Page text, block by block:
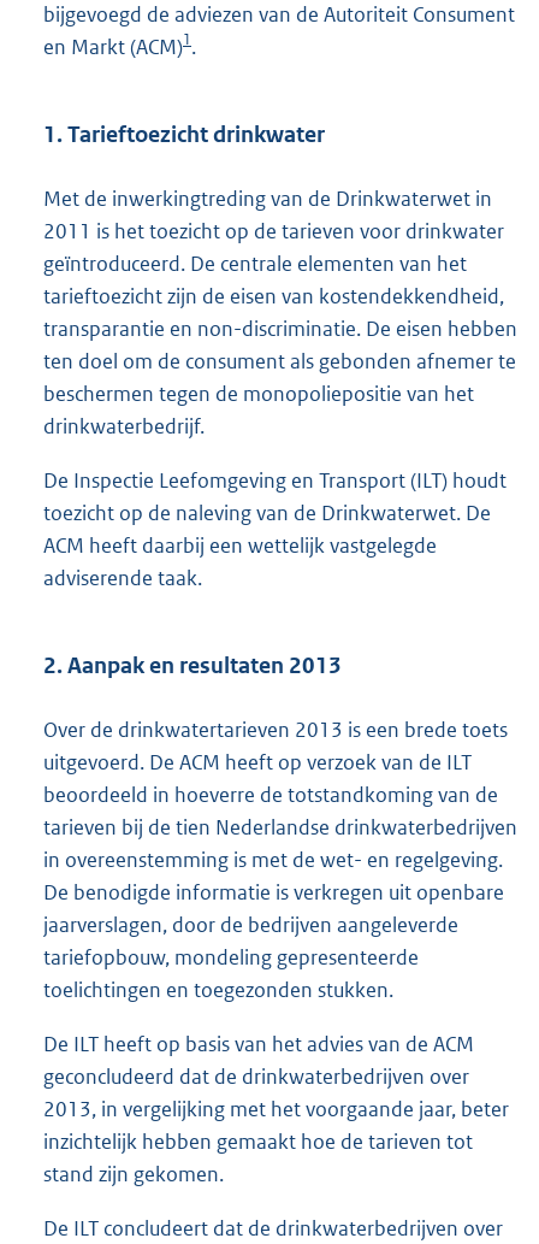
bijgevoegd de adviezen van de Autoriteit Consument
en Markt (ACM)1.
1. Tarieftoezicht drinkwater
Met de inwerkingtreding van de Drinkwaterwet in
2011 is het toezicht op de tarieven voor drinkwater
geïntroduceerd. De centrale elementen van het
tarieftoezicht zijn de eisen van kostendekkendheid,
transparantie en non-discriminatie. De eisen hebben
ten doel om de consument als gebonden afnemer te
beschermen tegen de monopoliepositie van het
drinkwaterbedrijf.
De Inspectie Leefomgeving en Transport (ILT) houdt
toezicht op de naleving van de Drinkwaterwet. De
ACM heeft daarbij een wettelijk vastgelegde
adviserende taak.
2. Aanpak en resultaten 2013
Over de drinkwatertarieven 2013 is een brede toets
uitgevoerd. De ACM heeft op verzoek van de ILT
beoordeeld in hoeverre de totstandkoming van de
tarieven bij de tien Nederlandse drinkwaterbedrijven
in overeenstemming is met de wet- en regelgeving.
De benodigde informatie is verkregen uit openbare
jaarverslagen, door de bedrijven aangeleverde
tariefopbouw, mondeling gepresenteerde
toelichtingen en toegezonden stukken.
De ILT heeft op basis van het advies van de ACM
geconcludeerd dat de drinkwaterbedrijven over
2013, in vergelijking met het voorgaande jaar, beter
inzichtelijk hebben gemaakt hoe de tarieven tot
stand zijn gekomen.
De ILT concludeert dat de drinkwaterbedrijven over